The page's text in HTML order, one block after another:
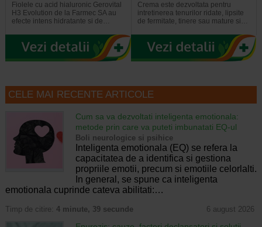
Fiolele cu acid hialuronic Gerovital
H3 Evolution de la Farmec SA au
efecte intens hidratante si de…
Crema este dezvoltata pentru
intretinerea tenurilor ridate, lipsite
de fermitate, tinere sau mature si…
CELE MAI RECENTE ARTICOLE
Cum sa va dezvoltati inteligenta emotionala:
metode prin care va puteti imbunatati EQ-ul
Boli neurologice si psihice
Inteligenta emotionala (EQ) se refera la
capacitatea de a identifica si gestiona
propriile emotii, precum si emotiile celorlalti.
In general, se spune ca inteligenta
emotionala cuprinde cateva abilitati:…
Timp de citire: 4 minute, 39 secunde 6 august 2026